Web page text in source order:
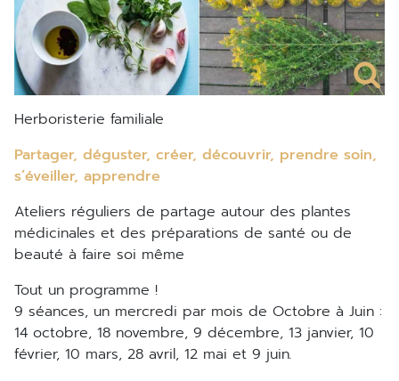
Herboristerie familiale
Partager, déguster, créer, découvrir, prendre soin,
s’éveiller, apprendre
Ateliers réguliers de partage autour des plantes
médicinales et des préparations de santé ou de
beauté à faire soi même
Tout un programme !
9 séances, un mercredi par mois de Octobre à Juin :
14 octobre, 18 novembre, 9 décembre, 13 janvier, 10
février, 10 mars, 28 avril, 12 mai et 9 juin.